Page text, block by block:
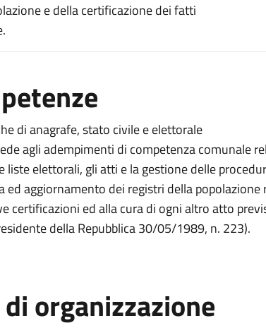
e della certificazione dei fatti
di anagrafe, stato civile e elettorale
agli adempimenti di competenza comunale
liste elettorali, gli atti e la gestione delle
ed aggiornamento dei registri della popolazione
certificazioni ed alla cura di ogni altro atto
della Repubblica 30/05/1989, n. 223).
organizzazione